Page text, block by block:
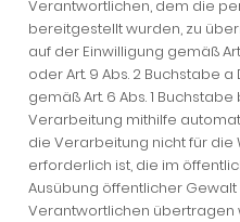
Verantwortlichen, dem die
bereitgestellt wurden, zu
auf der Einwilligung gemäß
oder Art. 9 Abs. 2 Buchstabe
gemäß Art. 6 Abs. 1
Verarbeitung mithilfe
die Verarbeitung nicht für
erforderlich ist, die im
Ausübung öffentlicher
Verantwortlichen übertragen